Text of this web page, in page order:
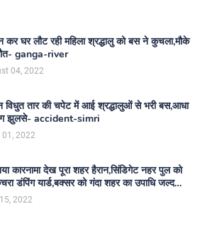
कर घर लौट रही महिला श्रद्धालु को बस ने कुचला,मौके
ganga-river
04, 2022
विधुत तार की चपेट में आई श्रद्धालुओं से भरी बस,आधा
झुलसे- accident-simri
01, 2022
कारनामा देख पूरा शहर हैरान,सिंडिगेट नहर पुल को
डंपिंग यार्ड,बक्सर को गंदा शहर का उपाधि जल्द
नगर परिषद- nagar-parishad
2022